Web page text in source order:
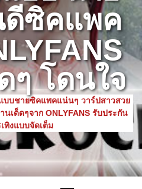
ดีซิคแพค
ๆ โดนใจ
บบชายซิคแพคแน่นๆ วาร์ปสาวสวย
เด็ดๆจาก ONLYFANS รับประกัน
ทิงแบบจัดเต็ม